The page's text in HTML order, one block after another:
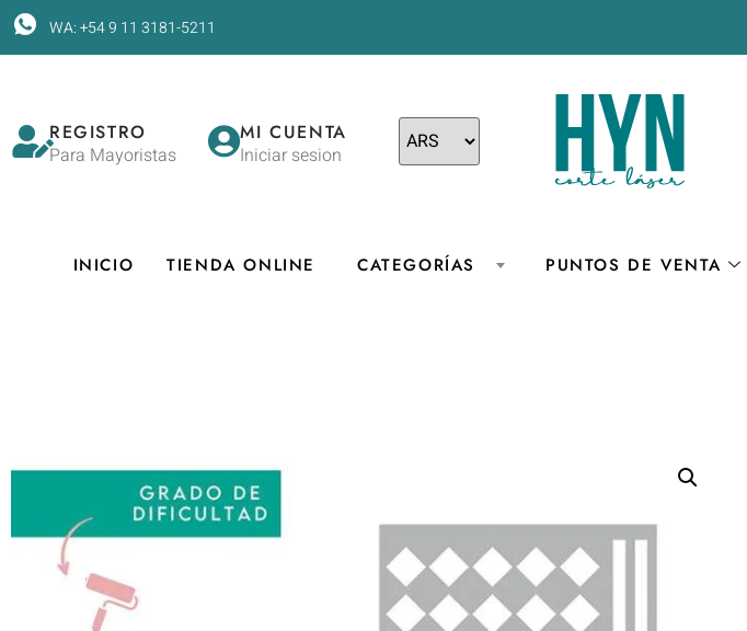
WA: +54 9 11 3181-5211
REGISTRO
Para Mayoristas
MI CUENTA
Iniciar sesion
INICIO TIENDA ONLINE PUNTOS DE VENTA